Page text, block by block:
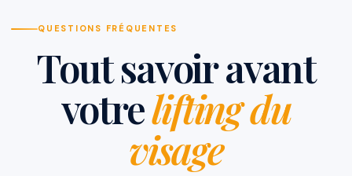
QUESTIONS FRÉQUENTES
Tout savoir avant
votrelifting du
visage